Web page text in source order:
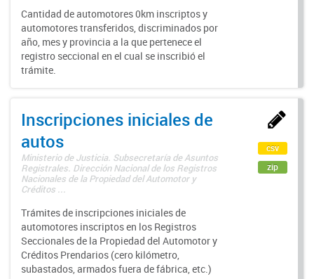
Cantidad de automotores 0km inscriptos y
automotores transferidos, discriminados por
año, mes y provincia a la que pertenece el
registro seccional en el cual se inscribió el
trámite.
Inscripciones iniciales de
autos
Ministerio de Justicia. Subsecretaría de Asuntos
Registrales. Dirección Nacional de los Registros
Nacionales de la Propiedad del Automotor y
Créditos ...
Trámites de inscripciones iniciales de
automotores inscriptos en los Registros
Seccionales de la Propiedad del Automotor y
Créditos Prendarios (cero kilómetro,
subastados, armados fuera de fábrica, etc.)
csv
zip